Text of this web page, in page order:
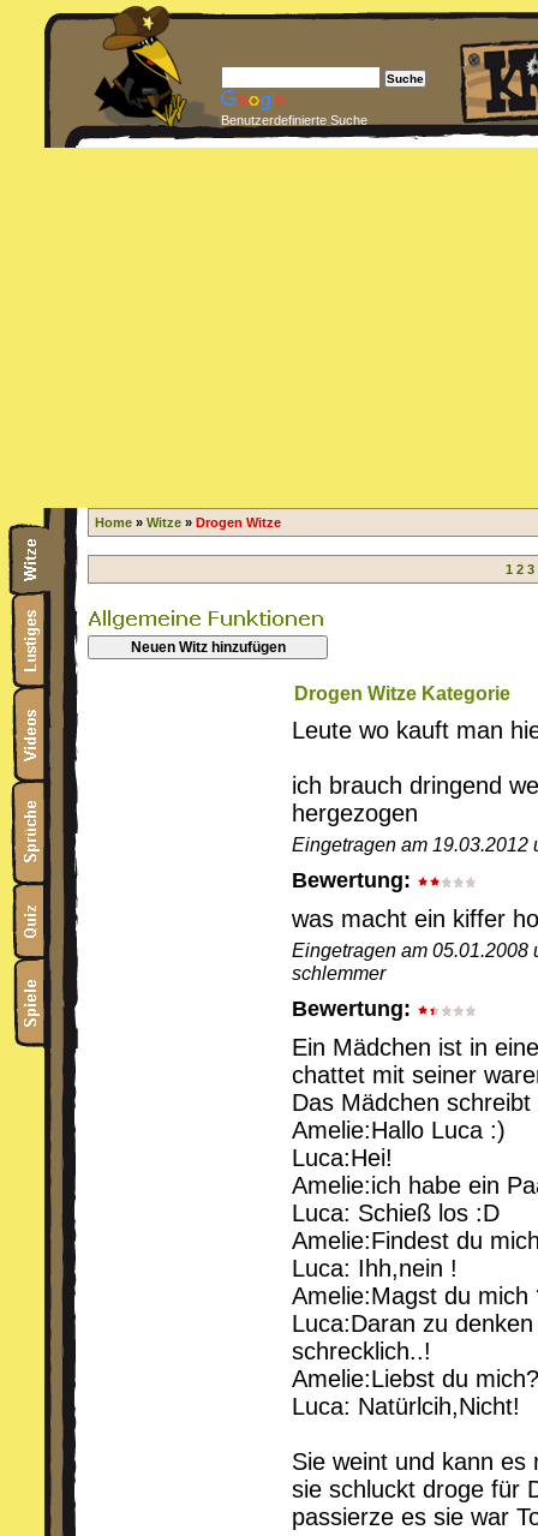
Benutzerdefinierte Suche
Home » Witze » Drogen Witze
1 2 3
Neuen Witz hinzufügen
Drogen Witze Kategorie
Leute wo kauft man
ich brauch dringend
hergezogen
Eingetragen am 19.03.2012
Bewertung:
was macht ein kiffer
Eingetragen am 05.01.2008
schlemmer
Bewertung:
Ein Mädchen ist in
chattet mit seiner
Das Mädchen schreibt
Amelie:Hallo Luca :)
Luca:Hei!
Amelie:ich habe ein
Luca: Schieß los :D
Amelie:Findest du
Luca: Ihh,nein !
Amelie:Magst du mich
Luca:Daran zu
schrecklich..!
Amelie:Liebst du mich?
Luca: Natürlcih,Nicht!
Sie weint und kann es
sie schluckt droge für
passierze es sie war